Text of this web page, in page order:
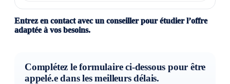
Entrez en contact avec un conseiller pour étudier l’offre
adaptée à vos besoins.
Complétez le formulaire ci-dessous pour être
appelé.e dans les meilleurs délais.